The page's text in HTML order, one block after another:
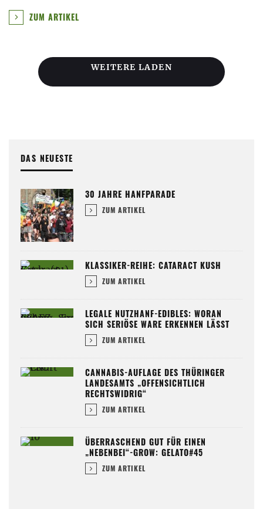
ZUM ARTIKEL
WEITERE LADEN
DAS NEUESTE
30 JAHRE HANFPARADE
ZUM ARTIKEL
KLASSIKER-REIHE: CATARACT KUSH
ZUM ARTIKEL
LEGALE NUTZHANF-EDIBLES: WORAN
SICH SERIÖSE WARE ERKENNEN LÄSST
ZUM ARTIKEL
CANNABIS-AUFLAGE DES THÜRINGER
LANDESAMTS „OFFENSICHTLICH
RECHTSWIDRIG“
ZUM ARTIKEL
ÜBERRASCHEND GUT FÜR EINEN
„NEBENBEI“-GROW: GELATO#45
ZUM ARTIKEL